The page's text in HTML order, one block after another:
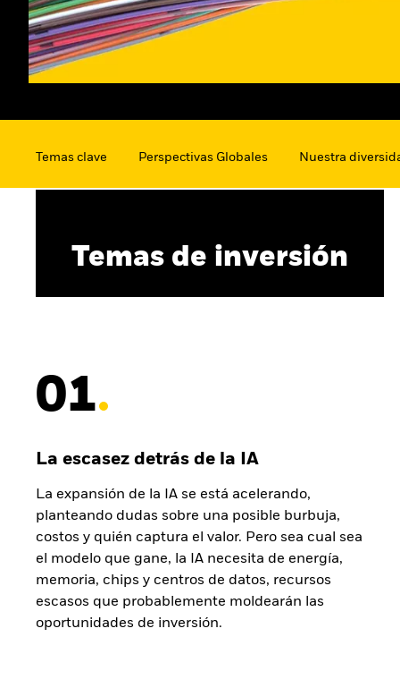
Temas clave Perspectivas Globales Nuestra
Temas de inversión
01
La escasez detrás de la IA
La expansión de la IA se está acelerando,
planteando dudas sobre una posible burbuja,
costos y quién captura el valor. Pero sea cual sea
el modelo que gane, la IA necesita de energía,
memoria, chips y centros de datos, recursos
escasos que probablemente moldearán las
oportunidades de inversión.